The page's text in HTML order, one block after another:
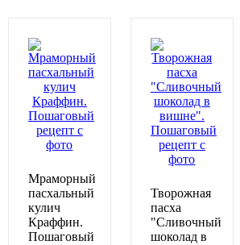
Мраморный
пасхальный
кулич
Краффин.
Пошаговый
Творожная
пасха
"Сливочный
шоколад в